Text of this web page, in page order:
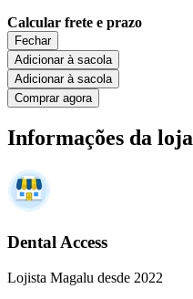
Calcular frete e prazo
Fechar
Adicionar à sacola
Adicionar à sacola
Comprar agora
Informações da loja
Dental Access
Lojista Magalu desde 2022